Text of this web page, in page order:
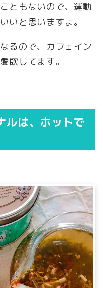
ともないので、運動
いと思いますよ。
るので、カフェイン
飲してます。
ルは、ホットで